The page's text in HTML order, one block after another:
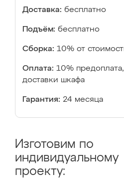
Доставка: бесплатно
Подъём: бесплатно
Сборка: 10% от
Оплата: 10%
доставки шкафа
Гарантия: 24 месяца
Изготовим по
индивидуальному
проекту: